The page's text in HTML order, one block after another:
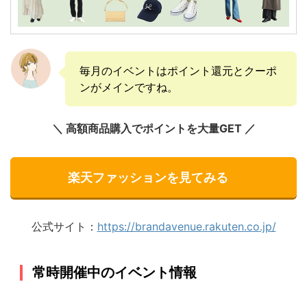
毎月のイベントはポイント還元とクーポ
ンがメインですね。
＼ 高額商品購入でポイントを大量GET ／
楽天ファッションを見てみる
公式サイト： https://brandavenue.rakuten.co.jp/
常時開催中のイベント情報